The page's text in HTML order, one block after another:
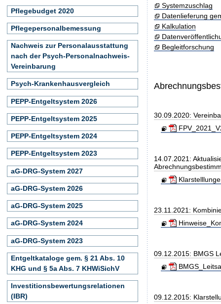
Systemzuschlag
Datenlieferung
Kalkulation
Begleitforschung
30.09.2020:
14.07.2021:
23.11.2021:
09.12.2015: BMGS
09.12.2015:
Pflegebudget 2020
Pflegepersonalbemessung
Nachweis zur Personalausstattung
nach der Psych-Personalnachweis-
Vereinbarung
Psych-Krankenhausvergleich
PEPP-Entgeltsystem 2026
PEPP-Entgeltsystem 2025
PEPP-Entgeltsystem 2024
PEPP-Entgeltsystem 2023
aG-DRG-System 2027
aG-DRG-System 2026
aG-DRG-System 2025
aG-DRG-System 2024
aG-DRG-System 2023
Entgeltkataloge gem. § 21 Abs. 10
KHG und § 5a Abs. 7 KHWiSichV
Investitionsbewertungsrelationen
(IBR)